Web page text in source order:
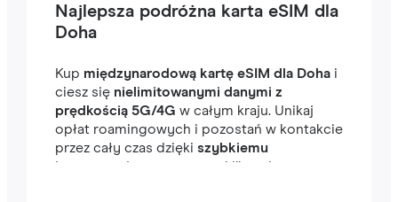
Najlepsza podróżna karta eSIM dla
Doha
Kup międzynarodową kartę eSIM dla Dohai
ciesz się nielimitowanymi danymi z
prędkością 5G/4G w całym kraju. Unikaj
opłat roamingowych i pozostań w kontakcie
przez cały czas dzięki szybkiemu
internetowi , gotowemu w kilka minut za